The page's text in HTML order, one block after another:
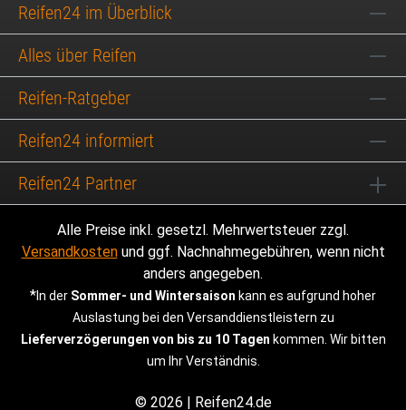
Reifen24 im Überblick
Alles über Reifen
Reifen-Ratgeber
Reifen24 informiert
Reifen24 Partner
Alle Preise inkl. gesetzl. Mehrwertsteuer zzgl.
Versandkostenund ggf. Nachnahmegebühren, wenn nicht
anders angegeben.
*In der Sommer- und Wintersaison kann es aufgrund hoher
Auslastung bei den Versanddienstleistern zu
Lieferverzögerungen von bis zu 10 Tagen kommen. Wir bitten
um Ihr Verständnis.
© 2026 | Reifen24.de